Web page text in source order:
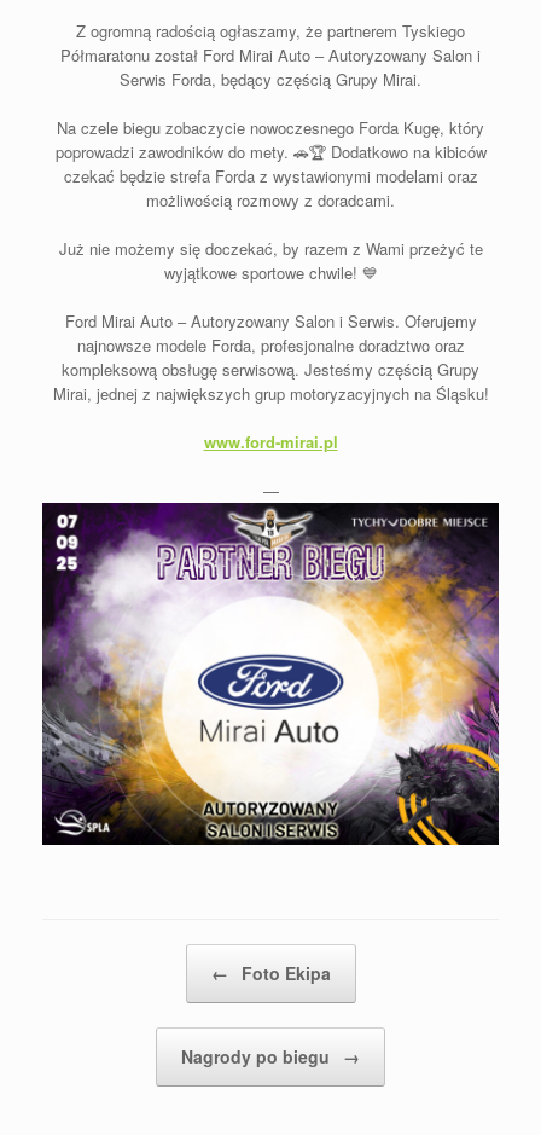
Z ogromną radością ogłaszamy, że partnerem Tyskiego
Półmaratonu został Ford Mirai Auto – Autoryzowany Salon i
Serwis Forda, będący częścią Grupy Mirai.
Na czele biegu zobaczycie nowoczesnego Forda Kugę, który
poprowadzi zawodników do mety. 🚗🏆 Dodatkowo na kibiców
czekać będzie strefa Forda z wystawionymi modelami oraz
możliwością rozmowy z doradcami.
Już nie możemy się doczekać, by razem z Wami przeżyć te
wyjątkowe sportowe chwile! 💙
Ford Mirai Auto – Autoryzowany Salon i Serwis. Oferujemy
najnowsze modele Forda, profesjonalne doradztwo oraz
kompleksową obsługę serwisową. Jesteśmy częścią Grupy
Mirai, jednej z największych grup motoryzacyjnych na Śląsku!
www.ford-mirai.pl
—
← Foto Ekipa
Nagrody po biegu →